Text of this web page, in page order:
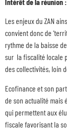
Les enjeux du ZAN
convient donc de
rythme de la baisse
sur la fiscalité locale
des collectivités, loin
Ecofinance et son
de son actualité mais
qui permettent aux
fiscale favorisant la